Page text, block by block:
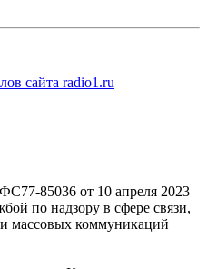
сайта radio1.ru
85036 от 10 апреля 2023
по надзору в сфере связи,
массовых коммуникаций